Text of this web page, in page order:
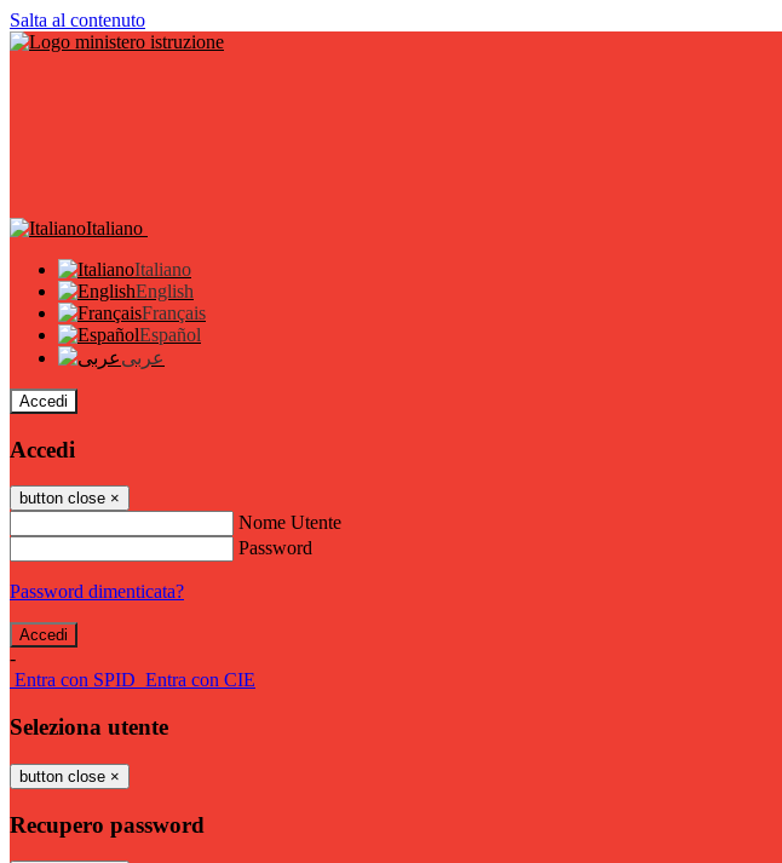
Salta al contenuto
Italiano
Italiano
English
Français
Español
عربى
Accedi
Accedi
button close ×
Nome Utente
Password
Password dimenticata?
-
Entra con SPID Entra con CIE
Seleziona utente
button close ×
Recupero password